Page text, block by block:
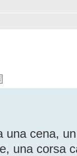
una cena,
una corsa